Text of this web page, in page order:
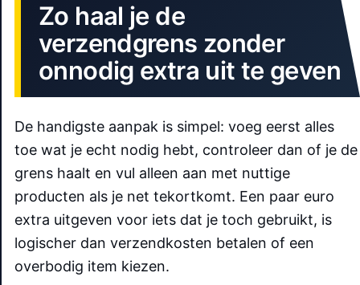
Zo haal je de
verzendgrens zonder
onnodig extra uit te geven
De handigste aanpak is simpel: voeg eerst alles
toe wat je echt nodig hebt, controleer dan of je de
grens haalt en vul alleen aan met nuttige
producten als je net tekortkomt. Een paar euro
extra uitgeven voor iets dat je toch gebruikt, is
logischer dan verzendkosten betalen of een
overbodig item kiezen.